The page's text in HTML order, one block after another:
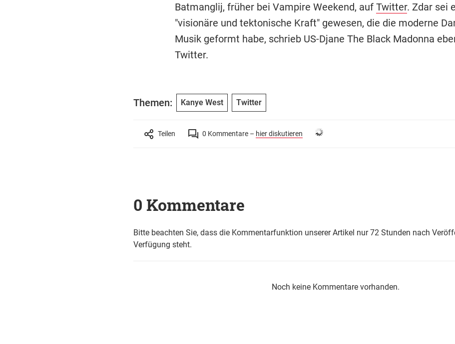
Batmanglij, früher bei Vampire Weekend, auf Twitter. Zdar sei
"visionäre und tektonische Kraft" gewesen, die die moderne
Musik geformt habe, schrieb US-Djane The Black Madonna
Twitter.
Themen: Kanye West Twitter
Teilen 0 Kommentare – hier diskutieren
0 Kommentare
Bitte beachten Sie, dass die Kommentarfunktion unserer Artikel nur 72 Stunden nach
Verfügung steht.
Noch keine Kommentare vorhanden.